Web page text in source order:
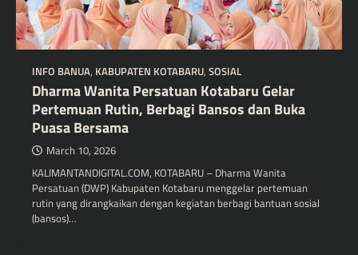
INFO BANUA, KABUPATEN KOTABARU, SOSIAL
Dharma Wanita Persatuan Kotabaru Gelar
Pertemuan Rutin, Berbagi Bansos dan Buka
Puasa Bersama
March 10, 2026
KALIMANTANDIGITAL.COM, KOTABARU – Dharma Wanita
Persatuan (DWP) Kabupaten Kotabaru menggelar pertemuan
rutin yang dirangkaikan dengan kegiatan berbagi bantuan sosial
(bansos)…